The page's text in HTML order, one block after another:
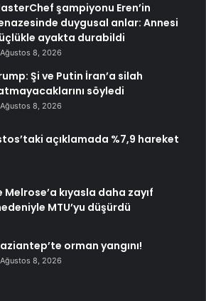
şampiyonu Eren’in
duygusal anlar: Annesi
ayakta durabildi
Ağustos 8, 2026
Şi ve Putin İran’a silah
söyledi
Ağustos 8, 2026
açıklamada %7,9 hareket
kıyasla daha zayıf
MTU’yu düşürdü
orman yangını!
Ağustos 8, 2026